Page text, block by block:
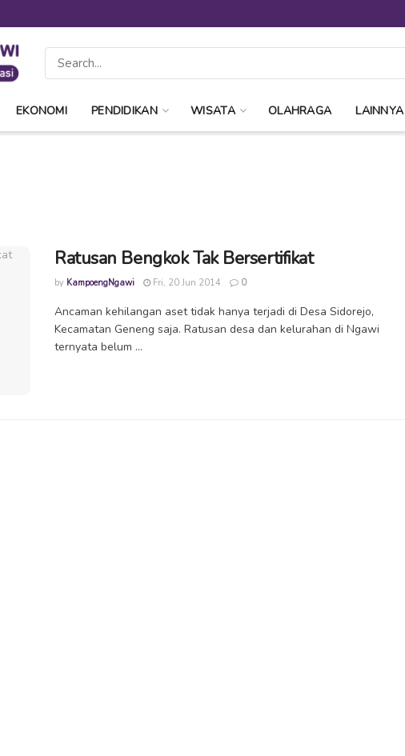
EKONOMI PENDIDIKAN WISATA OLAHRAGA LAINNYA
Ratusan Bengkok Tak Bersertifikat
by KampoengNgawi Fri, 20 Jun 2014 0
Ancaman kehilangan aset tidak hanya terjadi di Desa Sidorejo,
Kecamatan Geneng saja. Ratusan desa dan kelurahan di Ngawi
ternyata belum ...